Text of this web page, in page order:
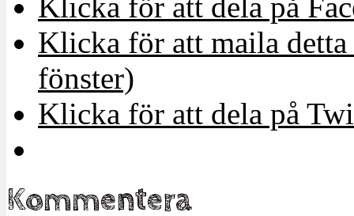
Klicka för att dela på
Klicka för att maila
fönster)
Klicka för att dela på
Kommentera